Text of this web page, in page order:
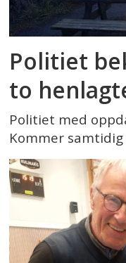
Politiet
to
Politiet med
Kommer